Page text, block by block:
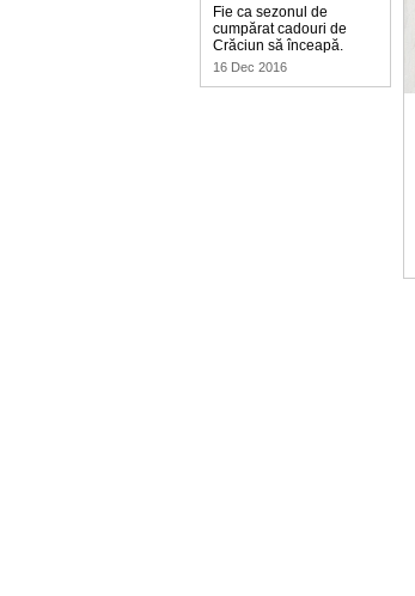
Fie ca sezonul de
cumpărat cadouri de
Crăciun să înceapă.
16 Dec 2016